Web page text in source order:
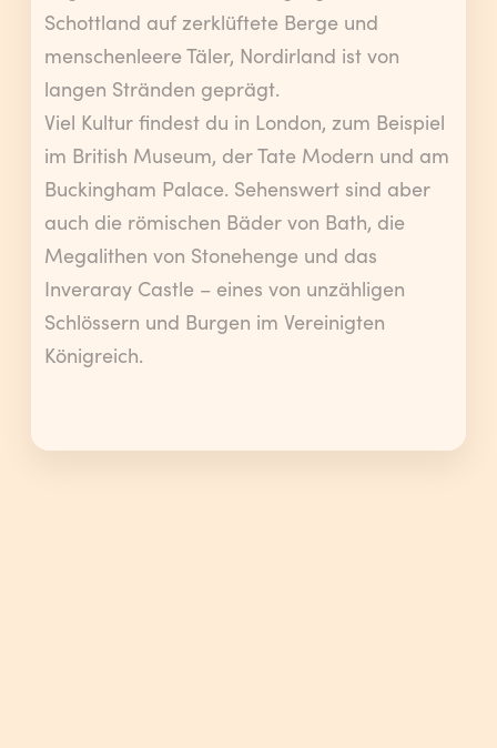
Schottland auf zerklüftete Berge und
menschenleere Täler, Nordirland ist von
langen Stränden geprägt.
Viel Kultur findest du in London, zum Beispiel
im British Museum, der Tate Modern und am
Buckingham Palace. Sehenswert sind aber
auch die römischen Bäder von Bath, die
Megalithen von Stonehenge und das
Inveraray Castle – eines von unzähligen
Schlössern und Burgen im Vereinigten
Königreich.